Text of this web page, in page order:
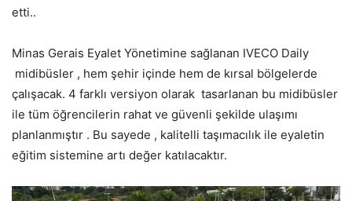
etti..
Minas Gerais Eyalet Yönetimine sağlanan IVECO Daily
midibüsler , hem şehir içinde hem de kırsal bölgelerde
çalışacak. 4 farklı versiyon olarak tasarlanan bu midibüsler
ile tüm öğrencilerin rahat ve güvenli şekilde ulaşımı
planlanmıştır . Bu sayede , kalitelli taşımacılık ile eyaletin
eğitim sistemine artı değer katılacaktır.